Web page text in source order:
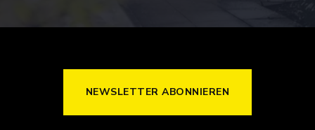
NEWSLETTER ABONNIEREN